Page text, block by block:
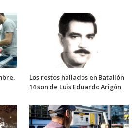
Los restos hallados en Batallón
14 son de Luis Eduardo Arigón